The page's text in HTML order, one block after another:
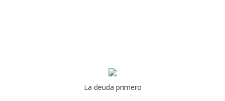
La deuda primero